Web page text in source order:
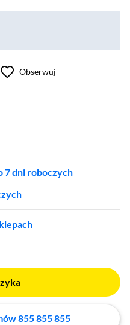
Obserwuj
7 dni roboczych
się w nowym oknie)
855 855 855